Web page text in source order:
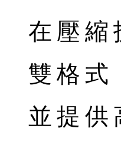
在壓
雙格式
並提